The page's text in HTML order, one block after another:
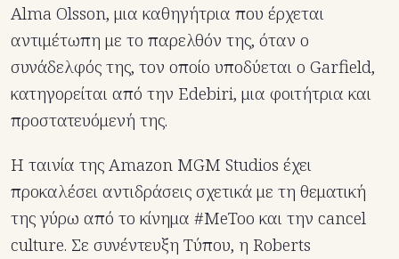
Alma Olsson, μια καθηγήτρια που έρχεται
αντιμέτωπη με το παρελθόν της, όταν ο
συνάδελφός της, τον οποίο υποδύεται ο Garfield,
κατηγορείται από την Edebiri, μια φοιτήτρια και
προστατευόμενή της.
Η ταινία της Amazon MGM Studios έχει
προκαλέσει αντιδράσεις σχετικά με τη θεματική
της γύρω από το κίνημα #MeToo και την cancel
culture. Σε συνέντευξη Τύπου, η Roberts